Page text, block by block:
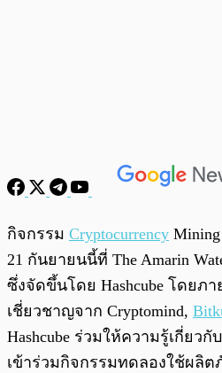
กิจกรรม Cryptocurrency
21 กันยายนนี้ที่ The Amarin
ซึ่งจัดขึ้นโดย Hashcube โดยภ
เชี่ยวชาญจาก Cryptomind,
Hashcube ร่วมให้ความรู้เกี่ยว
เข้าร่วมกิจกรรมทดลองใช้ผลิ